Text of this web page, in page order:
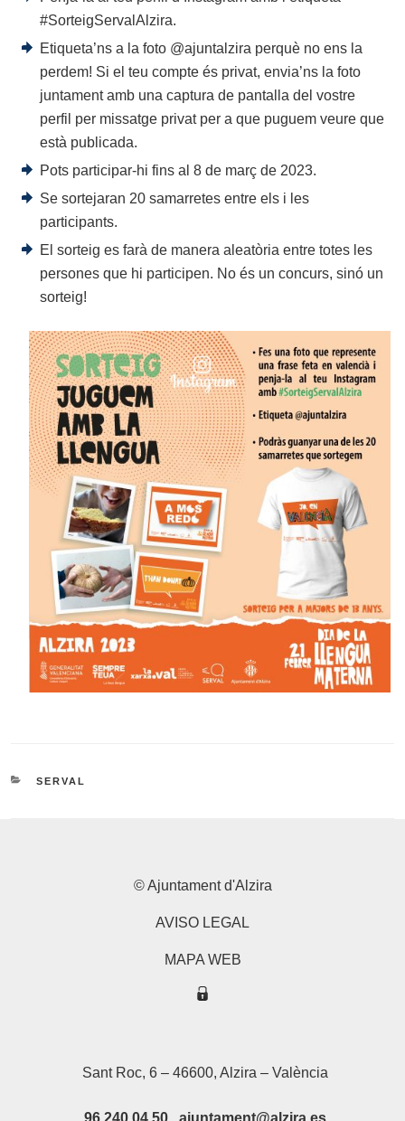
#SorteigServalAlzira.
Etiqueta’ns a la foto @ajuntalzira perquè no ens la
perdem! Si el teu compte és privat, envia’ns la foto
juntament amb una captura de pantalla del vostre
perfil per missatge privat per a que puguem veure que
està publicada.
Pots participar-hi fins al 8 de març de 2023.
Se sortejaran 20 samarretes entre els i les
participants.
El sorteig es farà de manera aleatòria entre totes les
persones que hi participen. No és un concurs, sinó un
sorteig!
CATEGORIES
SERVAL
© Ajuntament d'Alzira
AVISO LEGAL
MAPA WEB
Sant Roc, 6 – 46600, Alzira – València
96 240 04 50 ajuntament@alzira.es